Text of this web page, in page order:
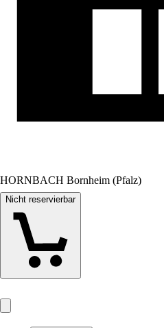
HORNBACH Bornheim (Pfalz)
Nicht reservierbar